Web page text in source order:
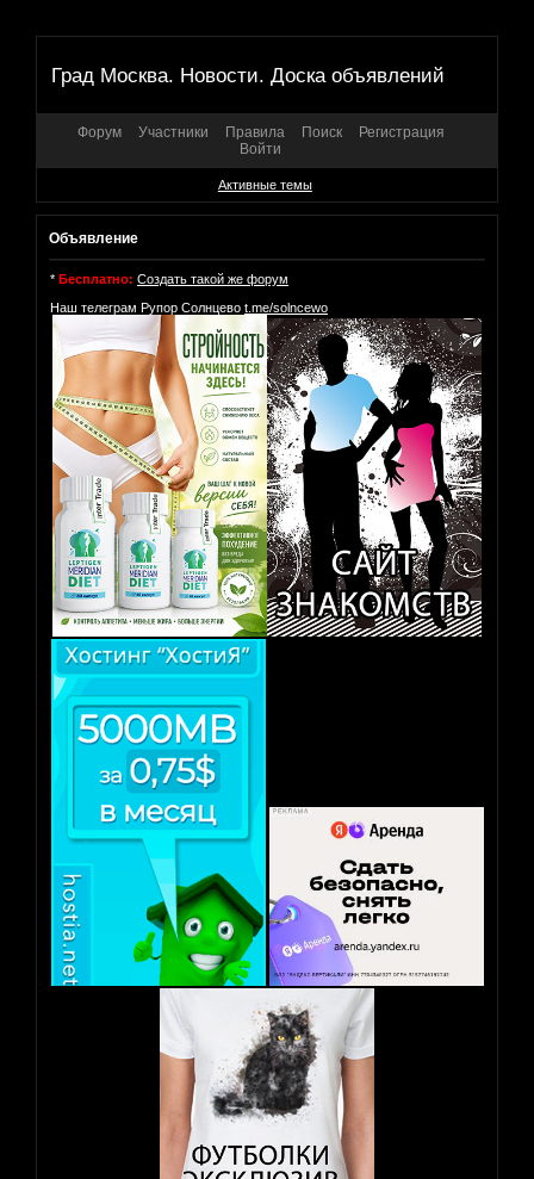
Град Москва. Новости. Доска объявлений
Форум Участники Правила Поиск
Регистрация
Войти
Активные темы
Объявление
* Бесплатно: Создать такой же форум
Наш телеграм Рупор Солнцево t.me/solncewo